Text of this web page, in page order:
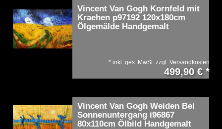
Vincent Van Gogh Kornfeld mit
Kraehen p97192 120x180cm
Ölgemälde Handgemalt
499,90 € *
* inkl. ges. MwSt. zzgl. Versandkosten
Vincent Van Gogh Weiden Bei
Sonnenuntergang i96867
80x110cm Ölbild Handgemalt